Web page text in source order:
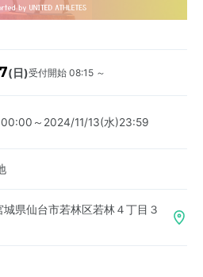
(日)受付開始 08:15 ～
～2024/11/13(水)23:59
城県仙台市若林区若林４丁目３